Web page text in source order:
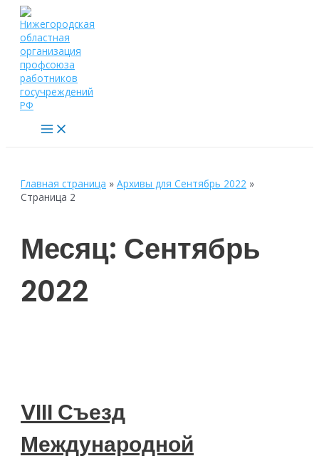
Перейти
содержимому
Main
Menu
Главная страница »Архивы для Сентябрь 2022 »
Страница 2
Месяц: Сентябрь
2022
VIII Съезд
Международной